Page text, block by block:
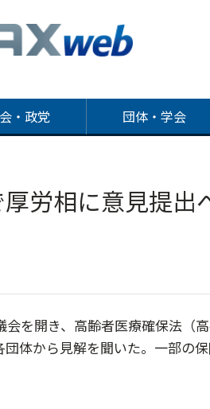
・政党 団体・学会
労相に意見提出
を開き、高齢者医療確保法（
体から見解を聞いた。一部の